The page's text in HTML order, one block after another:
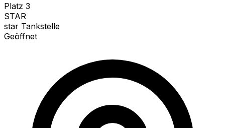
Platz 3
STAR
star Tankstelle
Geöffnet